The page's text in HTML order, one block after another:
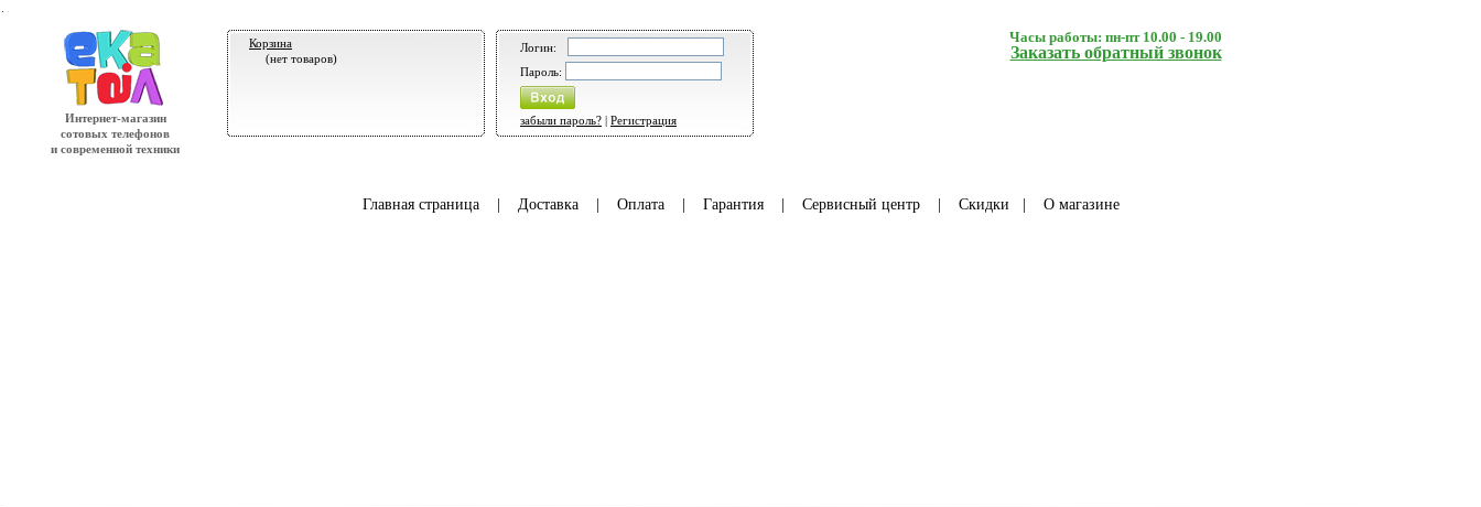
Интернет-магазин
сотовых телефонов
и современной техники
Корзина
(нет товаров)
Логин:
Пароль:
забыли пароль? | Регистрация
Часы работы: пн-пт 10.00 - 19.00
Заказать обратный звонок
Главная страница| Доставка| Оплата| Гарантия| Сервисный центр| Скидки О магазине